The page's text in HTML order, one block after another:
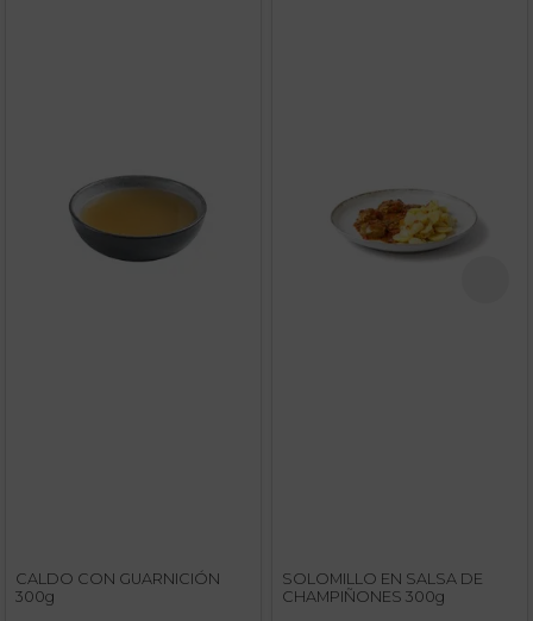
CALDO CON GUARNICIÓN
300g
SOLOMILLO EN SALSA DE
CHAMPIÑONES 300g